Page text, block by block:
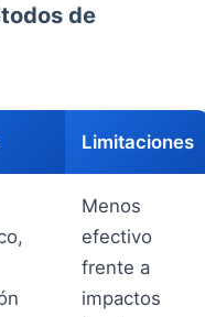
de
Limitaciones
Menos
efectivo
frente a
impactos